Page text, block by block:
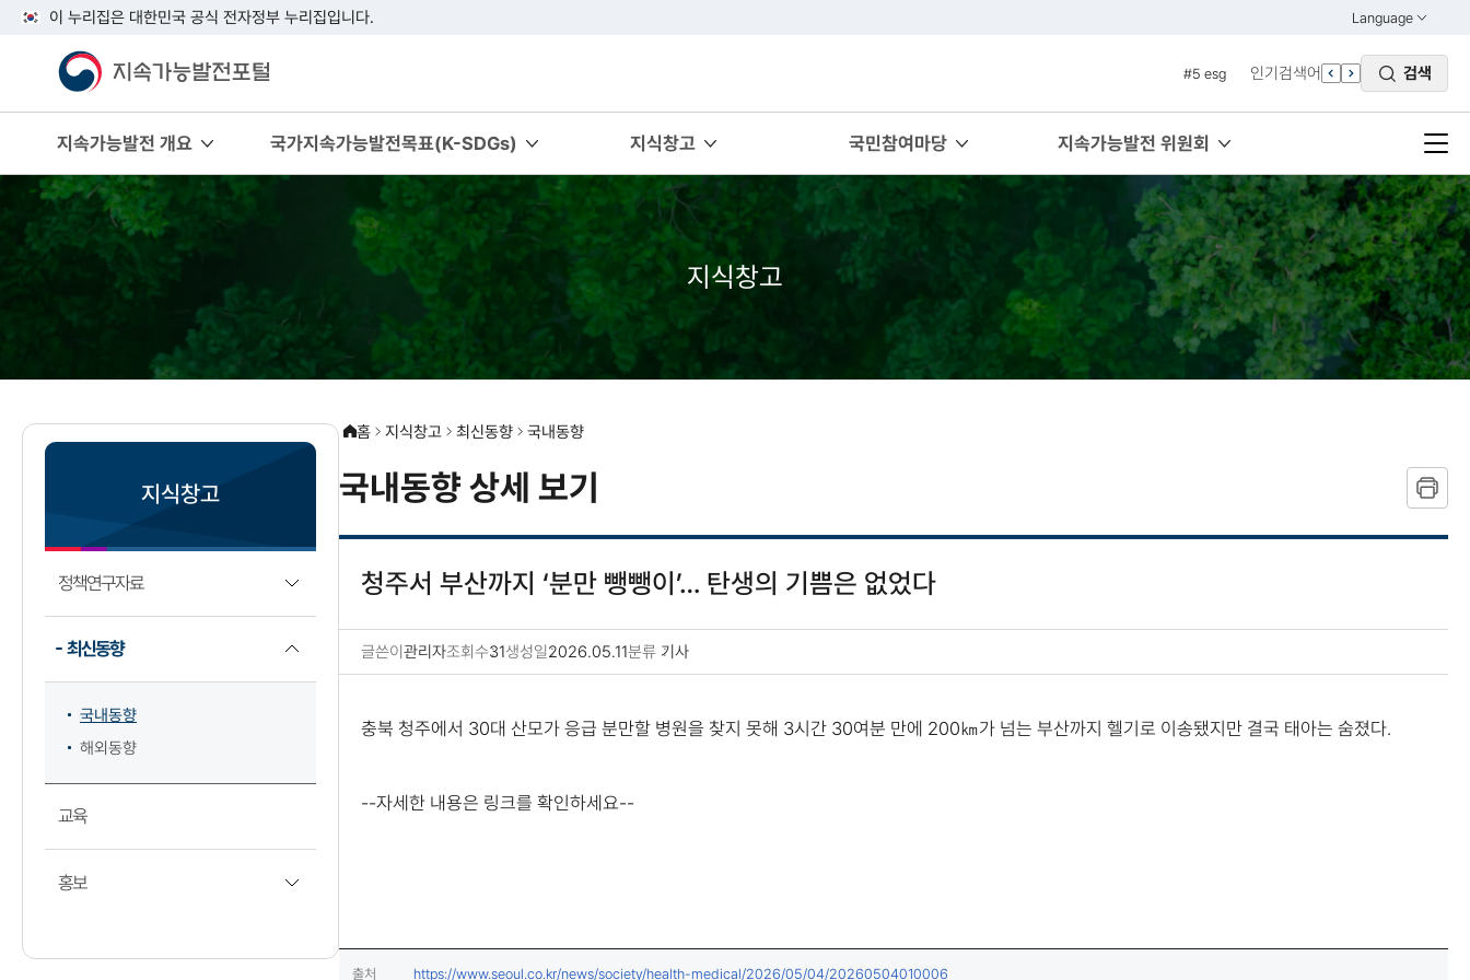
이 누리집은 대한민국 공식 전자정부 누리집입니다. Language
열기
ENGLISH
#5 esg
#7 un
#1 경제
#2 환경
인기검색어 검색
지속가능발전 개요 국가지속가능발전목표(K-SDGs) 지식창고 국민참여마당 지속가능발전 위원회
지식창고
지식창고
정책연구자료
최신동향
국내동향
해외동향
교육
홍보
홈 지식창고 최신동향 국내동향
국내동향 상세 보기
청주서 부산까지 ‘분만 뺑뺑이’… 탄생의 기쁨은 없었다
글쓴이관리자조회수31생성일2026.05.11분류 기사
충북 청주에서 30대 산모가 응급 분만할 병원을 찾지 못해 3시간 30여분 만에 200㎞가 넘는 부산까지 헬기로 이송됐지만 결국 태아는 숨졌다.
--자세한 내용은 링크를 확인하세요--
출처 https://www.seoul.co.kr/news/society/health-medical/2026/05/04/20260504010006